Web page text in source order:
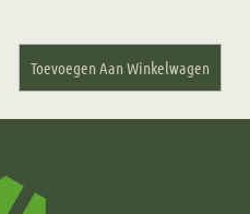
Toevoegen Aan Winkelwagen